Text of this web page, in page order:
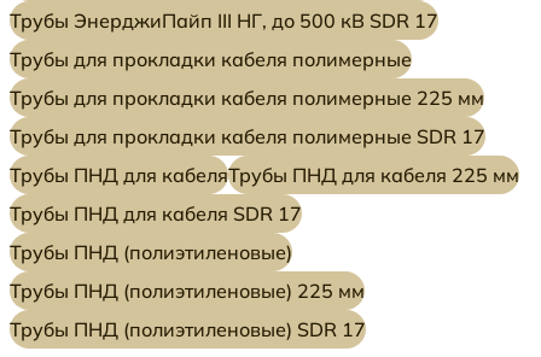
Трубы ЭнерджиПайп III НГ, до 500 кВ SDR 17
Трубы для прокладки кабеля полимерные
Трубы для прокладки кабеля полимерные 225 мм
Трубы для прокладки кабеля полимерные SDR 17
Трубы ПНД для кабеляТрубы ПНД для кабеля 225 мм
Трубы ПНД для кабеля SDR 17
Трубы ПНД (полиэтиленовые)
Трубы ПНД (полиэтиленовые) 225 мм
Трубы ПНД (полиэтиленовые) SDR 17